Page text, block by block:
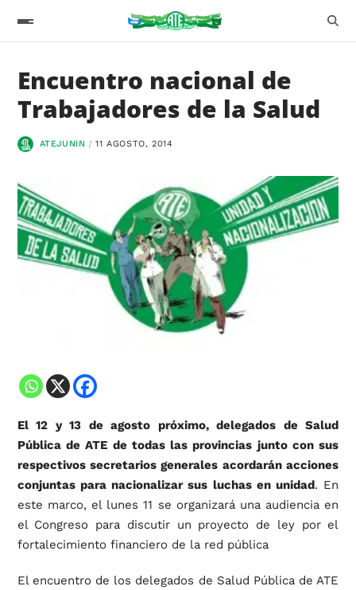
Encuentro nacional de
Trabajadores de la Salud
ATEJUNIN 11 AGOSTO, 2014
El 12 y 13 de agosto próximo, delegados de Salud
Pública de ATE de todas las provincias junto con sus
respectivos secretarios generales acordarán acciones
conjuntas para nacionalizar sus luchas en unidad. En
este marco, el lunes 11 se organizará una audiencia en
el Congreso para discutir un proyecto de ley por el
fortalecimiento financiero de la red pública
El encuentro de los delegados de Salud Pública de ATE